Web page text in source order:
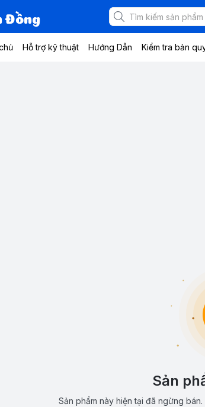
Đồng
Hỗ trợ kỹ thuật Hướng Dẫn Kiểm tra bản
Sản
Sản phẩm này hiện tại đã ngừng